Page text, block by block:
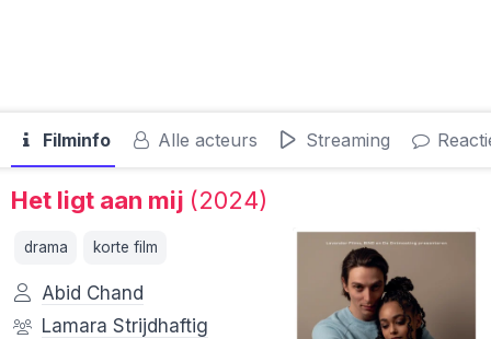
Filminfo Alle acteurs Streaming
Het ligt aan mij (2024)
drama korte film
Abid Chand
Lamara Strijdhaftig